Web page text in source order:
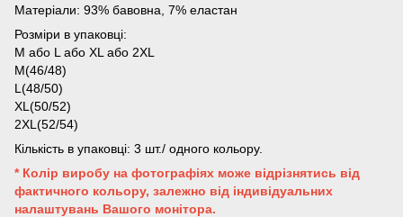
Матеріали: 93% бавовна, 7% еластан
Розміри в упаковці:
M або L або XL або 2XL
M(46/48)
L(48/50)
XL(50/52)
2XL(52/54)
Кількість в упаковці: 3 шт./ одного кольору.
* Колір виробу на фотографіях може відрізнятись від
фактичного кольору, залежно від індивідуальних
налаштувань Вашого монітора.